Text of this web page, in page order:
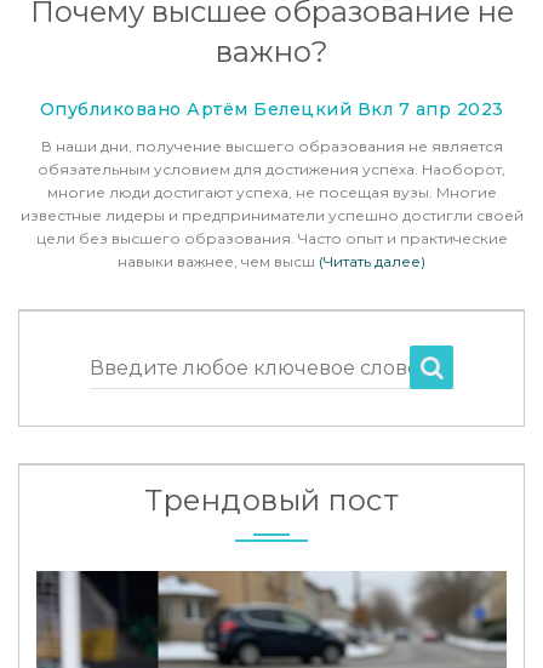
Почему высшее образование не
важно?
Опубликовано Артём Белецкий Вкл 7 апр 2023
В наши дни, получение высшего образования не является
обязательным условием для достижения успеха. Наоборот,
многие люди достигают успеха, не посещая вузы. Многие
известные лидеры и предприниматели успешно достигли своей
цели без высшего образования. Часто опыт и практические
навыки важнее, чем высш (Читать далее)
Введите любое ключевое слово
Трендовый пост